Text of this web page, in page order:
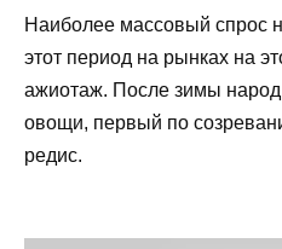
Наиболее массовый спрос
этот период на рынках на
ажиотаж. После зимы народ
овощи, первый по
редис.